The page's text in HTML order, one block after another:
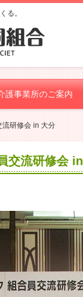
る。
護事業所のご案内
研修会 in 大分
交流研修会